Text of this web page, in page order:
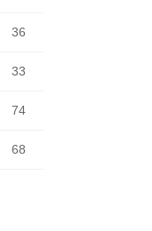
36
33
74
68